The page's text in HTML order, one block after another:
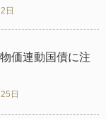
日
価連動国債に注
日